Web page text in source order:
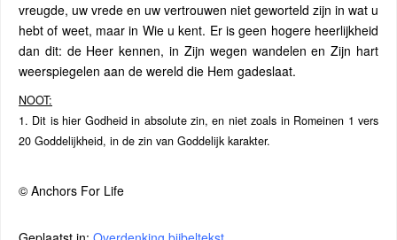
vreugde, uw vrede en uw vertrouwen niet geworteld zijn in wat u
hebt of weet, maar in Wie u kent. Er is geen hogere heerlijkheid
dan dit: de Heer kennen, in Zijn wegen wandelen en Zijn hart
weerspiegelen aan de wereld die Hem gadeslaat.
NOOT:
1. Dit is hier Godheid in absolute zin, en niet zoals in Romeinen 1 vers
20 Goddelijkheid, in de zin van Goddelijk karakter.
© Anchors For Life